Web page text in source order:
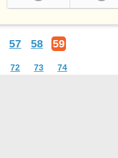
57 58 59
72 73 74